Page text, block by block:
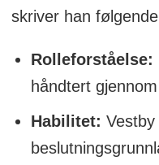
skriver han
Rolleforståelse:
håndtert
Habilitet: